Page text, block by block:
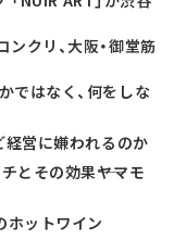
ンクリ、大阪・御堂筋
ではなく、何をしな
経営に嫌われるのか
とその効果――ヤマモ
ホットワイン